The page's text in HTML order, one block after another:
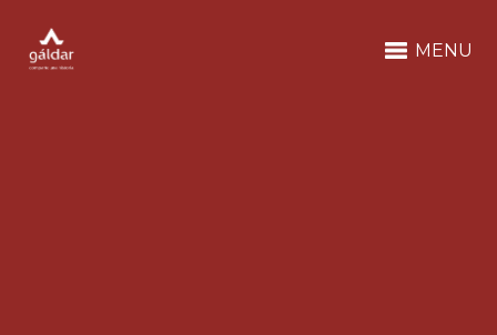
MENU